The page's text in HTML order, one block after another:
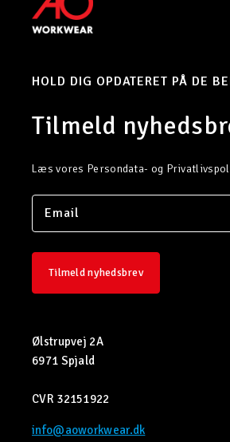
HOLD DIG OPDATERET PÅ DE
Tilmeld
Læs vores Persondata- og
Tilmeld nyhedsbrev
Ølstrupvej 2A
6971 Spjald
CVR 32151922
info@aoworkwear.dk